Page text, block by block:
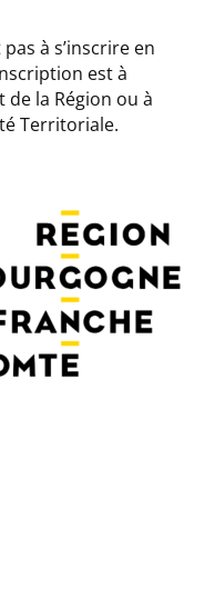
à s’inscrire en
est à
la Région ou à
Territoriale.